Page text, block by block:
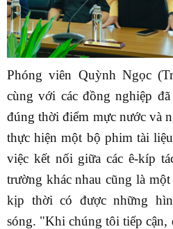
Phóng viên Quỳnh Ngọc
cùng với các đồng nghiệp
đúng thời điểm mực nước và
thực hiện một bộ phim tài
việc kết nối giữa các ê-kíp
trường khác nhau cũng là
kịp thời có được những
sóng. "Khi chúng tôi tiếp cận,